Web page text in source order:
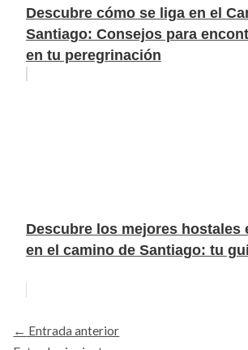
Descubre cómo se liga en el
Santiago: Consejos para
en tu peregrinación
Descubre los mejores hostales
en el camino de Santiago: tu
← Entrada anterior